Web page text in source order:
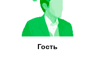
Гость